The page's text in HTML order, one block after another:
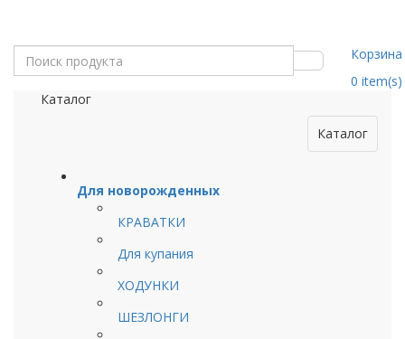
Корзина
0 item(s)
Каталог
Каталог
Для новорожденных
КРАВАТКИ
Для купания
ХОДУНКИ
ШЕЗЛОНГИ